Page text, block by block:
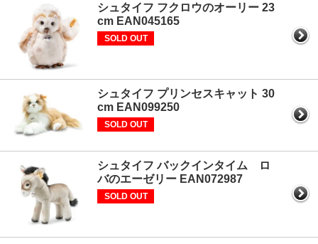
シュタイフ フクロウのオーリー 23
cm EAN045165
SOLD OUT
シュタイフ プリンセスキャット 30
cm EAN099250
SOLD OUT
シュタイフ バックインタイム ロ
バのエーゼリー EAN072987
SOLD OUT